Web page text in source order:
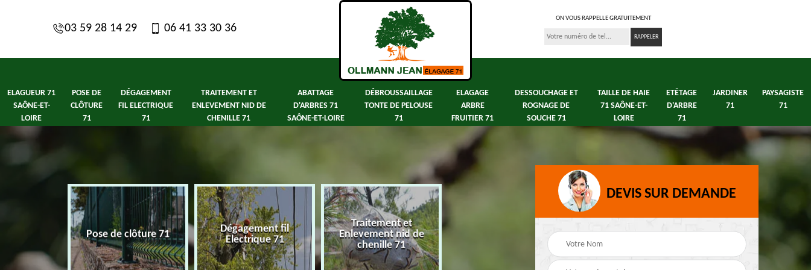
03 59 28 14 29 06 41 33 30 36
ON VOUS RAPPELLE GRATUITEMENT
ELAGUEUR 71
SAÔNE-ET-
LOIRE
POSE DE
CLÔTURE
71
DÉGAGEMENT
FIL ELECTRIQUE
71
TRAITEMENT ET
ENLEVEMENT NID DE
CHENILLE 71
ABATTAGE
D'ARBRES 71
SAÔNE-ET-LOIRE
DÉBROUSSAILLAGE
TONTE DE PELOUSE
71
ELAGAGE
ARBRE
FRUITIER 71
DESSOUCHAGE ET
ROGNAGE DE
SOUCHE 71
TAILLE DE HAIE
71 SAÔNE-ET-
LOIRE
ETÊTAGE
D'ARBRE
71
JARDINER
71
PAYSAGISTE
71
Pose de clôture 71
Dégagement fil
Electrique 71
Traitement et
Enlevement nid de
chenille 71
DEVIS SUR DEMANDE